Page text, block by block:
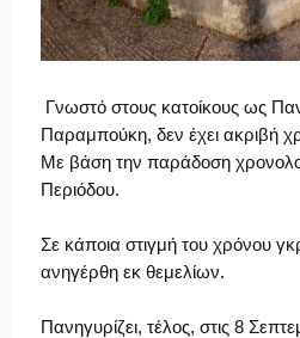
Γνωστό στους κατοίκους ως
Παραμπούκη, δεν έχει ακριβή
Με βάση την παράδοση
Περιόδου.
Σε κάποια στιγμή του χρόνου
ανηγέρθη εκ θεμελίων.
Πανηγυρίζει, τέλος, στις 8